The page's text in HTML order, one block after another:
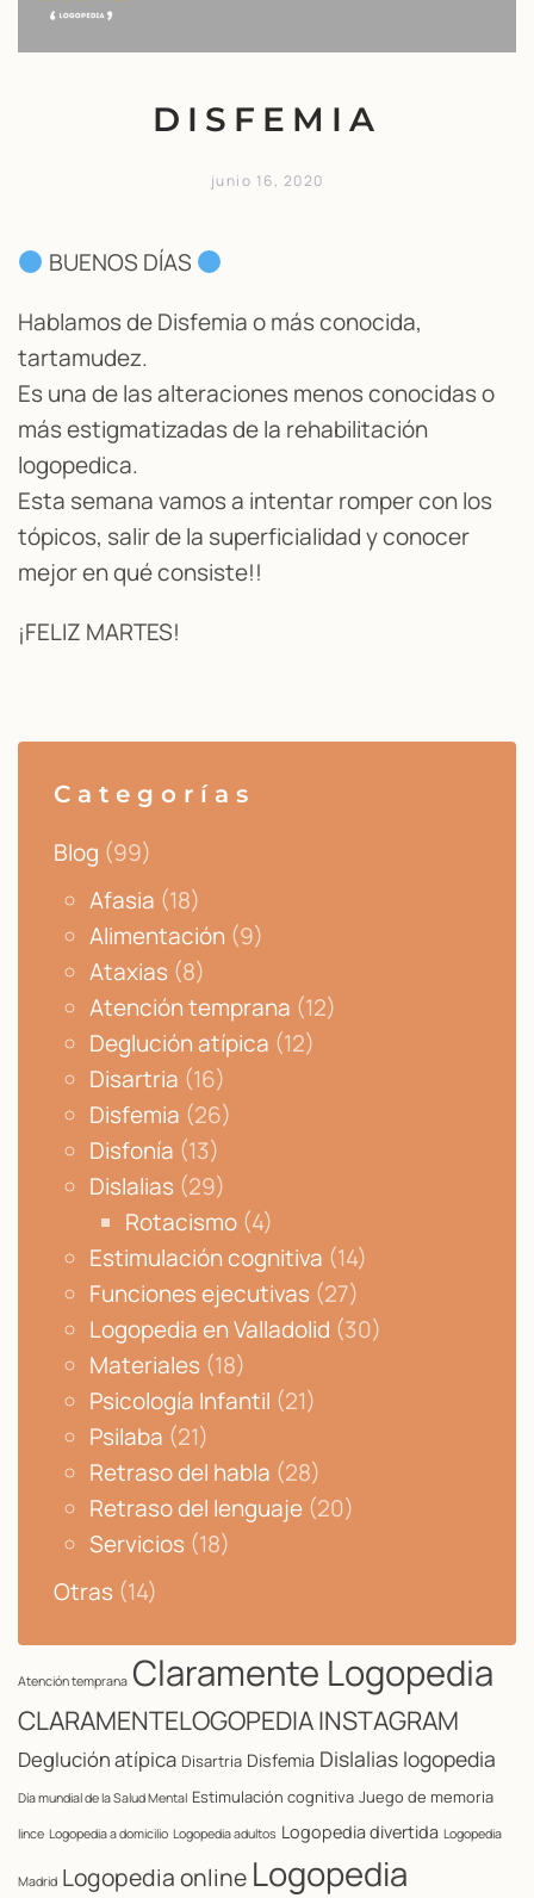
DISFEMIA
junio 16, 2020
BUENOS DÍAS
Hablamos de Disfemia o más conocida,
tartamudez.
Es una de las alteraciones menos conocidas o
más estigmatizadas de la rehabilitación
logopedica.
Esta semana vamos a intentar romper con los
tópicos, salir de la superficialidad y conocer
mejor en qué consiste!!
¡FELIZ MARTES!
Categorías
Blog (99)
Afasia (18)
Alimentación (9)
Ataxias (8)
Atención temprana (12)
Deglución atípica (12)
Disartria (16)
Disfemia (26)
Disfonía (13)
Dislalias (29)
Rotacismo (4)
Estimulación cognitiva (14)
Funciones ejecutivas (27)
Logopedia en Valladolid (30)
Materiales (18)
Psicología Infantil (21)
Psilaba (21)
Retraso del habla (28)
Retraso del lenguaje (20)
Servicios (18)
Otras (14)
Atención temprana Claramente Logopedia
CLARAMENTELOGOPEDIA INSTAGRAM
Deglución atípica Disartria Disfemia Dislalias logopedia
Día mundial de la Salud Mental Estimulación cognitiva Juego de memoria
lince Logopedia a domicilio Logopedia adultos Logopedia divertida Logopedia
Madrid Logopedia online Logopedia